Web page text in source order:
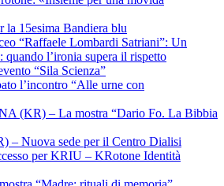
la 15esima Bandiera blu
“Raffaele Lombardi Satriani”: Un
quando l’ironia supera il rispetto
“Sila Scienza”
l’incontro “Alle urne con
(KR) – La mostra “Dario Fo. La Bibbia
– Nuova sede per il Centro Dialisi
per KRIU – KRotone Identità